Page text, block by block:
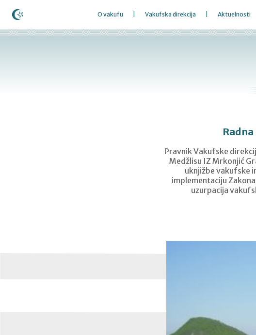
O vakufu Vakufska direkcija Aktuelnosti
Pravnik Vakufske
Medžlisu IZ Mrkonjić
uknjižbe vakufske
implementaciju
uzurpacija